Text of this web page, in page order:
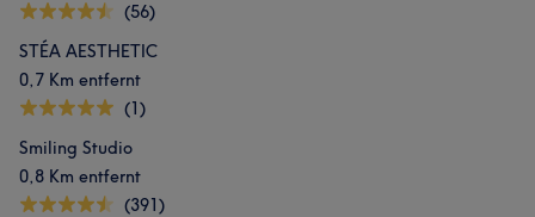
(56)
STÉA AESTHETIC
0,7 Km entfernt
(1)
Smiling Studio
0,8 Km entfernt
(391)